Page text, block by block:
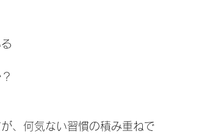
、何気ない習慣の積み重ねで